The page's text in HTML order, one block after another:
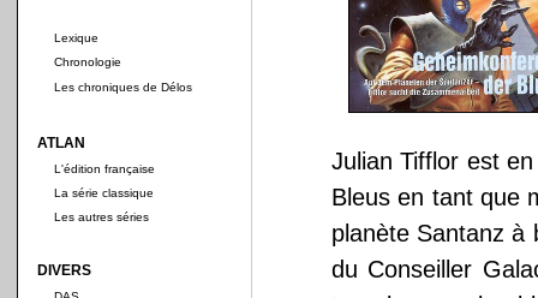
Lexique
Chronologie
Les chroniques de Délos
ATLAN
L'édition française
La série classique
Les autres séries
DIVERS
Julian Tifflor est
Bleus en tant que
planète Santanz à
du Conseiller